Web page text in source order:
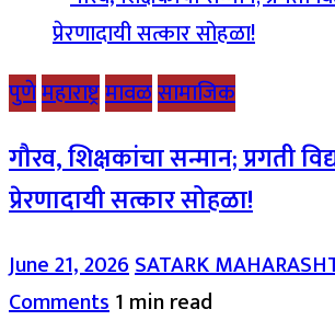
पुणेमहाराष्ट्रमावळसामाजिक
गौरव, शिक्षकांचा सन्मान; प्रगती
प्रेरणादायी सत्कार सोहळा!
June 21, 2026SATARK
Comments1 min read